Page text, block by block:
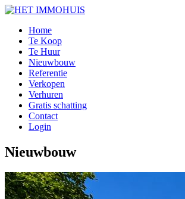
Home
Te Koop
Te Huur
Nieuwbouw
Referentie
Verkopen
Verhuren
Gratis schatting
Contact
Login
Nieuwbouw